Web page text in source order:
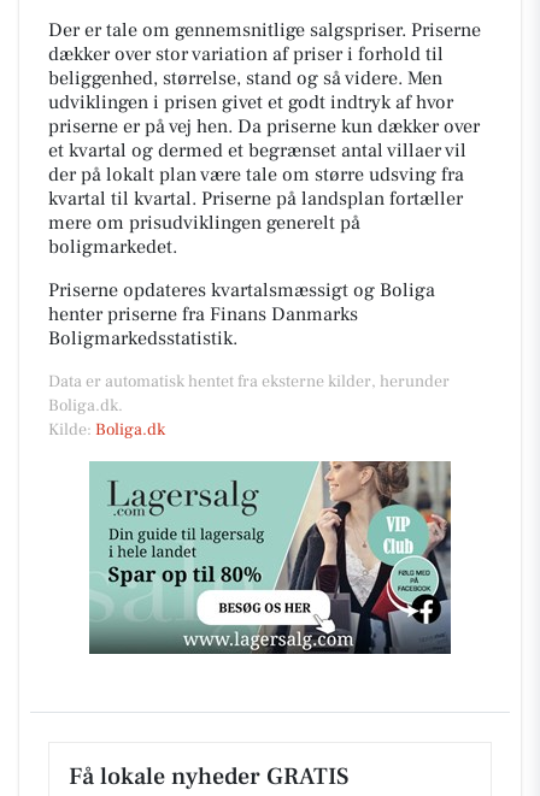
Der er tale om gennemsnitlige salgspriser. Priserne
dækker over stor variation af priser i forhold til
beliggenhed, størrelse, stand og så videre. Men
udviklingen i prisen givet et godt indtryk af hvor
priserne er på vej hen. Da priserne kun dækker over
et kvartal og dermed et begrænset antal villaer vil
der på lokalt plan være tale om større udsving fra
kvartal til kvartal. Priserne på landsplan fortæller
mere om prisudviklingen generelt på
boligmarkedet.
Priserne opdateres kvartalsmæssigt og Boliga
henter priserne fra Finans Danmarks
Boligmarkedsstatistik.
Data er automatisk hentet fra eksterne kilder, herunder
Boliga.dk.
Kilde: Boliga.dk
Få lokale nyheder GRATIS